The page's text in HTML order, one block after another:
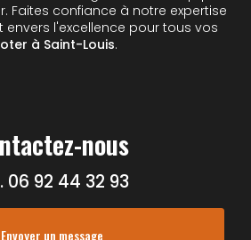
Faites confiance à notre expertise
l'excellence pour tous vos
à Saint-Louis.
nous
06 92 44 32 93
Envoyer un message